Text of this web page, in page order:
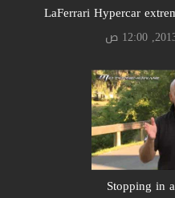
LaFerrari Hypercar
Stopping in